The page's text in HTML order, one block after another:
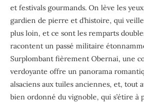
et festivals gourmands. On lève les
gardien de pierre et d’histoire, qui
plus loin, et ce sont les remparts
racontent un passé militaire
Surplombant fièrement Obernai, une
verdoyante offre un panorama
alsaciens aux tuiles anciennes, et, tout
bien ordonné du vignoble, qui s’étire à